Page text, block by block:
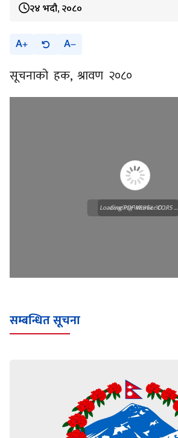
२४ भदौ, २०८०
A A
सूचनाको हक, श्रावण २०८०
Loading WEBGL 3D ...
Loading PDF Worker CORS ...
सम्बन्धित सूचना